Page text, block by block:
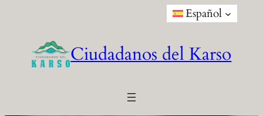
contenido
Español
Ciudadanos del Karso